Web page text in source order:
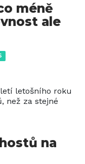
méně
ale
letošního roku
než za stejné
na